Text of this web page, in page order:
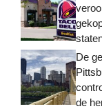
De
de